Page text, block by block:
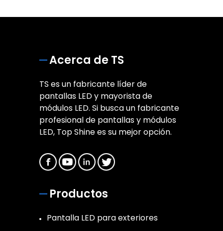
Acerca de TS
TS es un fabricante líder de
pantallas LED y mayorista de
módulos LED. Si busca un fabricante
profesional de pantallas y módulos
LED, Top Shine es su mejor opción.
Productos
Pantalla LED para exteriores